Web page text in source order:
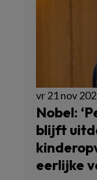
vr 21 nov
Nobel:
blijft
eerlijke